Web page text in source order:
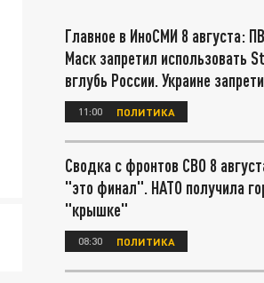
Главное в ИноСМИ 8 августа:
Маск запретил использовать
вглубь России. Украине
11:00 ПОЛИТИКА
Сводка с фронтов СВО 8
"это финал". НАТО получила
"крышке"
08:30 ПОЛИТИКА